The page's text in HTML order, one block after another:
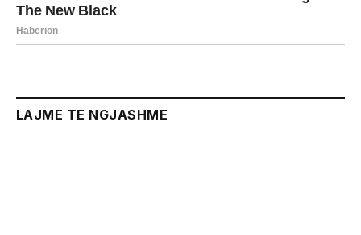
LAJME TE NGJASHME